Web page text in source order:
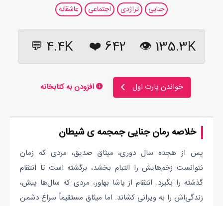
جنایی تراژدی اجتماعی عاشقانه
135.3K 👁
642
❤️
4.4K 💬
خواندن پارت اول افزودن به کتابخانه
خلاصه رمان جنایی جمجمه ی شیطان
پس از هجده سال دوری، میثاق صدیق، مردی که زمان
نتوانست زخم‌هایش را التیام بخشد، برگشته است تا انتقام
گذشته را بگیرد. انتقام از پاشا بهاور، مردی که سال‌ها پیش،
زندگی‌اش را به ویرانی کشاند. اما میثاق مستقیماً سراغ دشمن